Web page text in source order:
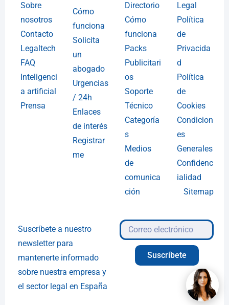
Sobre
nosotros
Contacto
Legaltech
FAQ
Inteligenci
a artificial
Prensa
Cómo
funciona
Solicita
un
abogado
Urgencias
/ 24h
Enlaces
de interés
Registrar
me
Directorio
Cómo
funciona
Packs
Publicitari
os
Soporte
Técnico
Categoría
s
Medios
de
comunica
ción
Legal
Política
de
Privacida
d
Política
de
Cookies
Condicion
es
Generales
Confidenc
ialidad
Sitemap
Suscríbete a nuestro
newsletter para
mantenerte informado
sobre nuestra empresa y
el sector legal en España
Suscríbete